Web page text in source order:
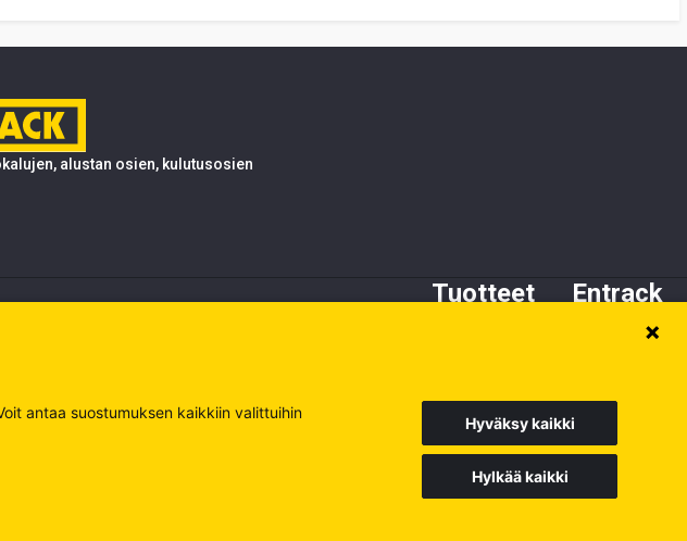
alustan osien, kulutusosien
Tuotteet
Varaosat
Entrack
Tietoa meistä
antaa suostumuksen kaikkiin valittuihin
Hyväksy kaikki
Hylkää kaikki